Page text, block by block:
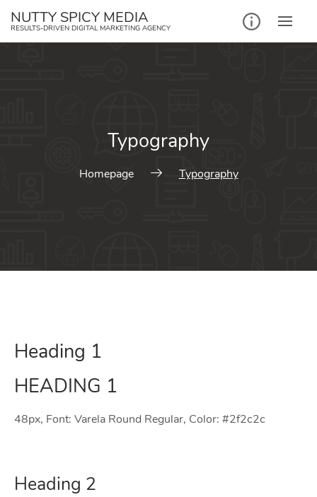
NUTTY SPICY MEDIA
RESULTS-DRIVEN DIGITAL MARKETING AGENCY
Typography
Homepage Typography
Heading 1
HEADING 1
48px, Font: Varela Round Regular, Color: #2f2c2c
Heading 2